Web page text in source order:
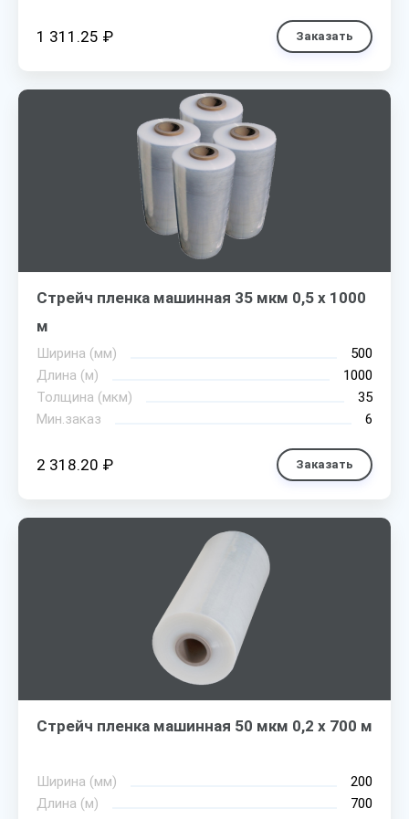
1 311.25 ₽ Заказать
Стрейч пленка машинная 35 мкм 0,5 х 1000
м
Ширина (мм)
500
Длина (м)
1000
Толщина (мкм)
35
Мин.заказ
6
2 318.20 ₽ Заказать
Стрейч пленка машинная 50 мкм 0,2 х 700 м
Ширина (мм)
200
Длина (м)
700